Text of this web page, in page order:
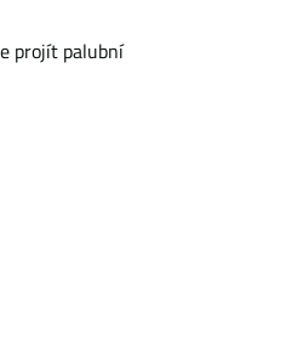
projít palubní